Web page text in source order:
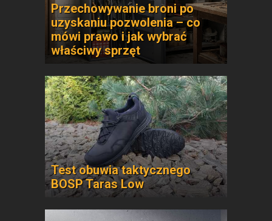
Przechowywanie broni po
uzyskaniu pozwolenia – co
mówi prawo i jak wybrać
właściwy sprzęt
Test obuwia taktycznego
BOSP Taras Low